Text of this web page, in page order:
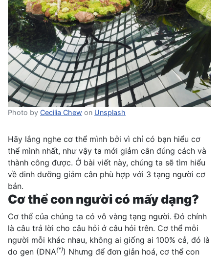
Photo by Cecilia Chew on Unsplash
Hãy lắng nghe cơ thể mình bởi vì chỉ có bạn hiểu cơ
thể mình nhất, như vậy ta mới giảm cân đúng cách và
thành công được. Ở bài viết này, chúng ta sẽ tìm hiểu
về dinh dưỡng giảm cân phù hợp với 3 tạng người cơ
bản.
Cơ thể con người có mấy dạng?
Cơ thể của chúng ta có vô vàng tạng người. Đó chính
là câu trả lời cho câu hỏi ở câu hỏi trên. Cơ thể mỗi
người mỗi khác nhau, không ai giống ai 100% cả, đó là
do gen (DNA(*)) Nhưng để đơn giản hoá, cơ thể con